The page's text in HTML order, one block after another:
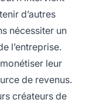
d’autres
nécessiter un
l’entreprise.
leur
de revenus.
créateurs de